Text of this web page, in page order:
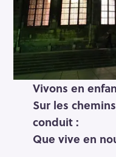
Vivons en
Sur les
conduit :
Que vive en